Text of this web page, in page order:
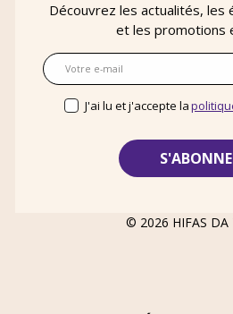
Découvrez les actualités, les
et les promotions
E-mail
J'ai lu et j'accepte la
© 2026 HIFAS DA